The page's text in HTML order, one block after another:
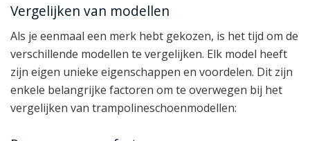
Vergelijken van modellen
Als je eenmaal een merk hebt gekozen, is het tijd om de
verschillende modellen te vergelijken. Elk model heeft
zijn eigen unieke eigenschappen en voordelen. Dit zijn
enkele belangrijke factoren om te overwegen bij het
vergelijken van trampolineschoenmodellen: